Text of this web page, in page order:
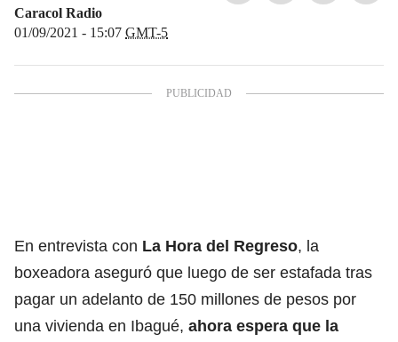
Caracol Radio
01/09/2021 - 15:07 GMT-5
En entrevista con La Hora del Regreso, la
boxeadora aseguró que luego de ser estafada tras
pagar un adelanto de 150 millones de pesos por
una vivienda en Ibagué, ahora espera que la